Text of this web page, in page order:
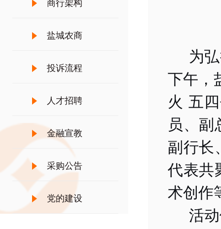
商行架构
盐城农商
投诉流程
人才招聘
金融宣教
采购公告
党的建设
为
下午，
火 五
员、
副行长
代表共
术创作
活